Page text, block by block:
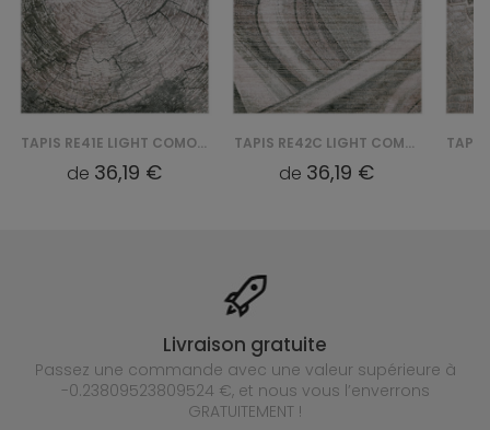
TAPIS RE41E LIGHT COMO YAT - BEŻOWY
de 36,19 €
TAPIS RE42C LIGHT COMO YAT - BEŻOWY
de 36,19 €
Livraison gratuite
Passez une commande avec une valeur supérieure à
-0.23809523809524 €, et nous vous l’enverrons
GRATUITEMENT !